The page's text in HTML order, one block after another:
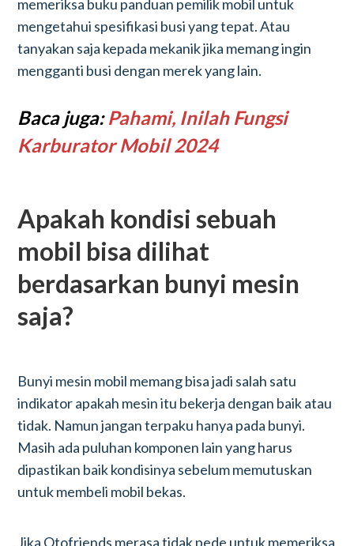
memeriksa buku panduan pemilik mobil untuk
mengetahui spesifikasi busi yang tepat. Atau
tanyakan saja kepada mekanik jika memang ingin
mengganti busi dengan merek yang lain.
Baca juga:Pahami, Inilah Fungsi
Karburator Mobil 2024
Apakah kondisi sebuah
mobil bisa dilihat
berdasarkan bunyi mesin
saja?
Bunyi mesin mobil memang bisa jadi salah satu
indikator apakah mesin itu bekerja dengan baik atau
tidak. Namun jangan terpaku hanya pada bunyi.
Masih ada puluhan komponen lain yang harus
dipastikan baik kondisinya sebelum memutuskan
untuk membeli mobil bekas.
Jika Otofriends merasa tidak pede untuk memeriksa